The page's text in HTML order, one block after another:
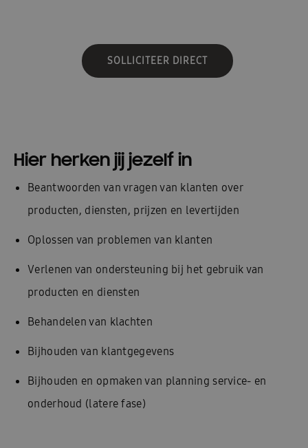
SOLLICITEER DIRECT
Hier herken jij jezelf in
Beantwoorden van vragen van klanten over
producten, diensten, prijzen en levertijden​
Oplossen van problemen van klanten​
Verlenen van ondersteuning bij het gebruik van
producten en diensten​
Behandelen van klachten​
Bijhouden van klantgegevens​
Bijhouden en opmaken van planning service- en
onderhoud (latere fase)